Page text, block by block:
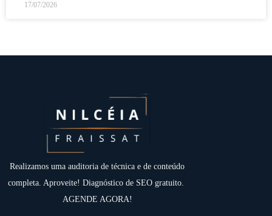
17/07/2026
Realizamos uma auditoria de técnica e de conteúdo
completa. Aproveite! Diagnóstico de SEO gratuito.
AGENDE AGORA!